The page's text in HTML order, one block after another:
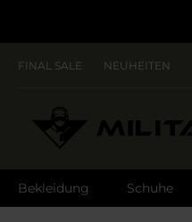
FINAL SALE NEUHEITEN
Bekleidung Schuhe